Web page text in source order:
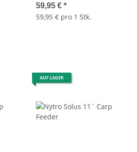
59,95 € *
59,95 € pro 1 Stk.
AUF LAGER